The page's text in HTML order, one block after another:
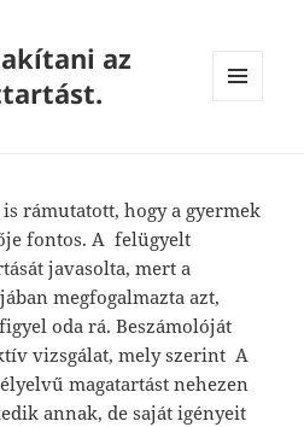
az
rámutatott, hogy a gyermek
fontos. A felügyelt
javasolta, mert a
megfogalmazta azt,
oda rá. Beszámolóját
vizsgálat, mely szerint A
magatartást nehezen
annak, de saját igényeit